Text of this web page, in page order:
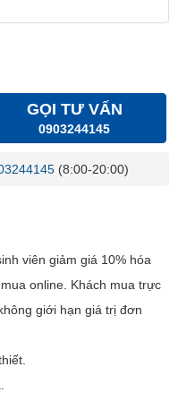
GỌI TƯ VẤN
0903244145
(8:00-20:00)
viên giảm giá 10% hóa
online. Khách mua trực
giới hạn giá trị đơn